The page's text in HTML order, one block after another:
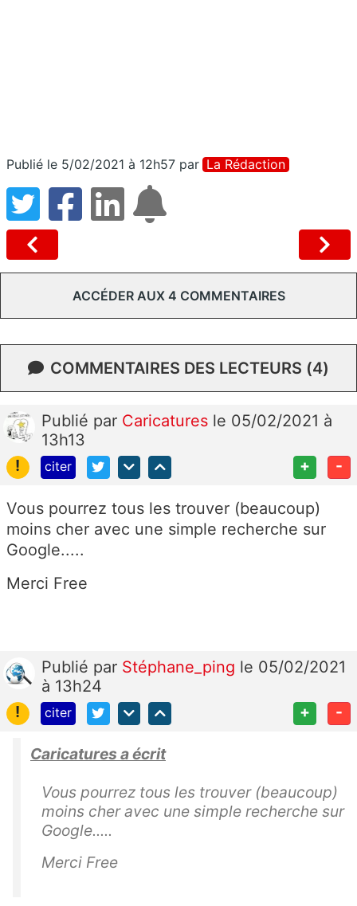
Publié le 5/02/2021 à 12h57 par La Rédaction
ACCÉDER AUX 4 COMMENTAIRES
COMMENTAIRES DES LECTEURS (4)
Publié par Caricatures le 05/02/2021 à
13h13
!
citer + -
Vous pourrez tous les trouver (beaucoup)
moins cher avec une simple recherche sur
Google.....
Merci Free
Publié par Stéphane_ping le 05/02/2021
à 13h24
!
citer + -
Caricatures a écrit
Vous pourrez tous les trouver (beaucoup)
moins cher avec une simple recherche sur
Google.....
Merci Free